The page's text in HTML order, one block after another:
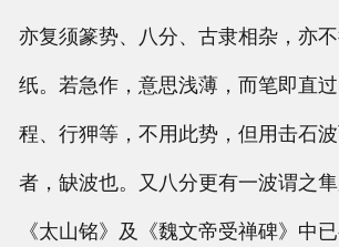
亦复须篆势、八分、古隶相杂，亦
纸。若急作，意思浅薄，而笔即直
程、行狎等，不用此势，但用击石
者，缺波也。又八分更有一波谓之
《太山铭》及《魏文帝受禅碑》中已